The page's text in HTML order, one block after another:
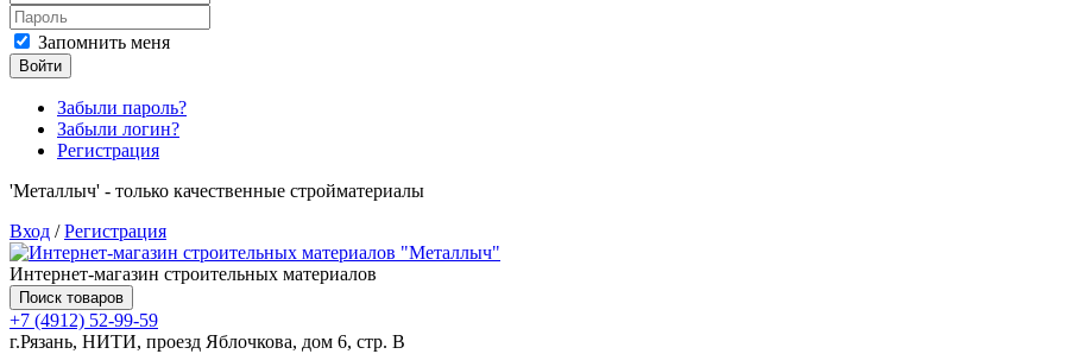
Запомнить меня
Войти
Забыли пароль?
Забыли логин?
Регистрация
'Металлыч' - только качественные стройматериалы
Вход /Регистрация
Интернет-магазин строительных материалов
Поиск товаров
+7 (4912) 52-99-59
г.Рязань, НИТИ, проезд Яблочкова, дом 6, стр. В